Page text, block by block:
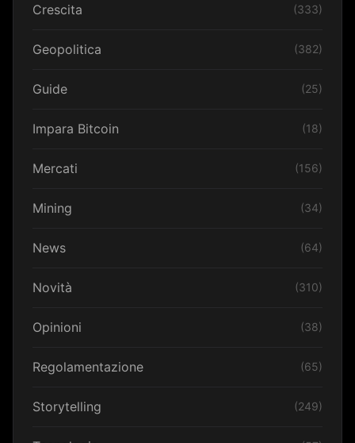
Crescita (333)
Geopolitica (382)
Guide (25)
Impara Bitcoin (18)
Mercati (156)
Mining (34)
News (64)
Novità (310)
Opinioni (38)
Regolamentazione (65)
Storytelling (249)